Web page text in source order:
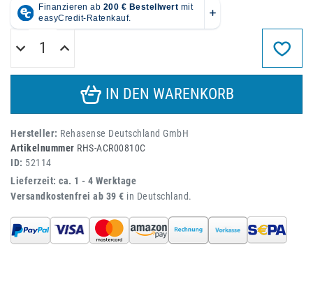
IN DEN WARENKORB
Hersteller: Rehasense Deutschland GmbH
Artikelnummer RHS-ACR00810C
ID: 52114
Lieferzeit: ca. 1 - 4 Werktage
Versandkostenfrei ab 39 € in Deutschland.